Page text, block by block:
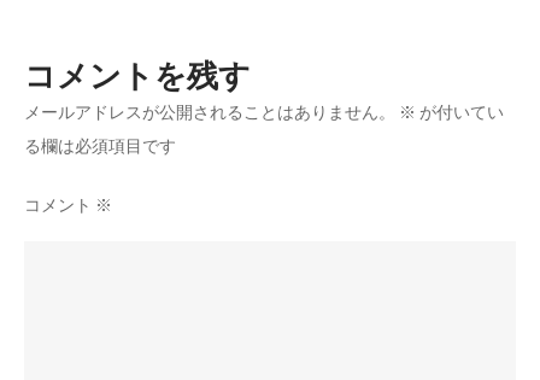
プ、
求
シ
ョ
ン
コメントを残す
メールアドレスが公開されることはありません。 ※ が付いてい
る欄は必須項目です
コメント ※